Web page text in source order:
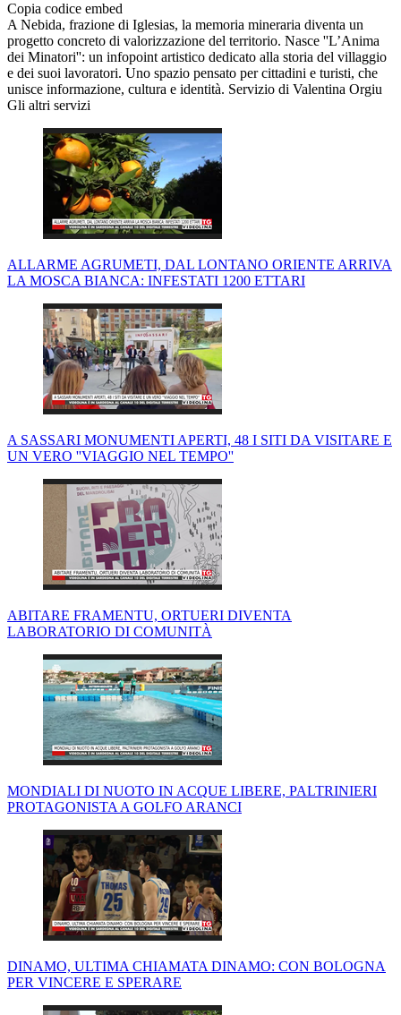
Copia codice embed
A Nebida, frazione di Iglesias, la memoria mineraria diventa un
progetto concreto di valorizzazione del territorio. Nasce ''L’Anima
dei Minatori'': un infopoint artistico dedicato alla storia del villaggio
e dei suoi lavoratori. Uno spazio pensato per cittadini e turisti, che
unisce informazione, cultura e identità. Servizio di Valentina Orgiu
Gli altri servizi
ALLARME AGRUMETI, DAL LONTANO ORIENTE ARRIVA
LA MOSCA BIANCA: INFESTATI 1200 ETTARI
A SASSARI MONUMENTI APERTI, 48 I SITI DA VISITARE E
UN VERO ''VIAGGIO NEL TEMPO''
ABITARE FRAMENTU, ORTUERI DIVENTA
LABORATORIO DI COMUNITÀ
MONDIALI DI NUOTO IN ACQUE LIBERE, PALTRINIERI
PROTAGONISTA A GOLFO ARANCI
DINAMO, ULTIMA CHIAMATA DINAMO: CON BOLOGNA
PER VINCERE E SPERARE